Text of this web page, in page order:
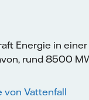
Energie in
rund 8500
von Vattenfall